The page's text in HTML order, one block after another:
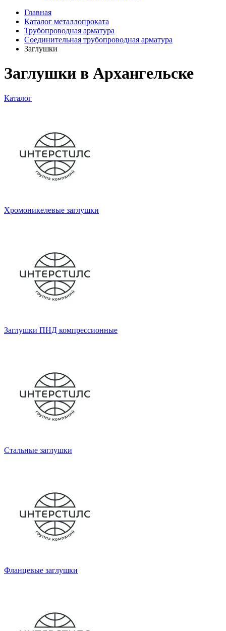
Главная
Каталог металлопроката
Трубопроводная арматура
Соединительная трубопроводная арматура
Заглушки
Заглушки в Архангельске
Каталог
Хромоникелевые заглушки
Заглушки ПНД компрессионные
Стальные заглушки
Фланцевые заглушки